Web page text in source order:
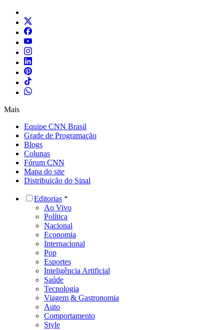
Mais
Equipe CNN Brasil
Grade de Programação
Blogs
Colunas
Fórum CNN
Mapa do site
Distribuição do Sinal
Editorias
Ao Vivo
Política
Nacional
Economia
Internacional
Pop
Esportes
Inteligência Artificial
Saúde
Tecnologia
Viagem & Gastronomia
Auto
Comportamento
Style